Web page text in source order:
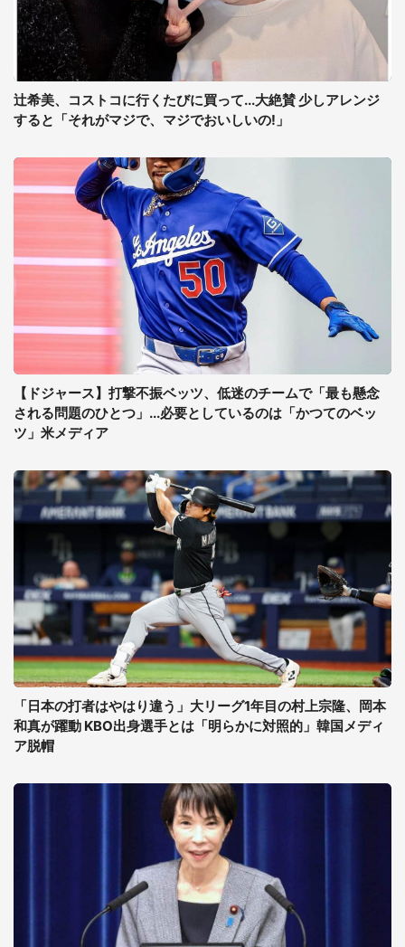
辻希美、コストコに行くたびに買って...大絶賛 少しアレンジ
すると「それがマジで、マジでおいしいの!」
【ドジャース】打撃不振ベッツ、低迷のチームで「最も懸念
される問題のひとつ」...必要としているのは「かつてのベッ
ツ」米メディア
「日本の打者はやはり違う」大リーグ1年目の村上宗隆、岡本
和真が躍動 KBO出身選手とは「明らかに対照的」韓国メディ
ア脱帽